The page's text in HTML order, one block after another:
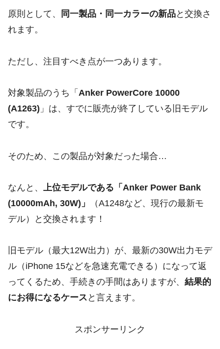
原則として、 同一製品・同一カラーの新品と交換さ
れます。
ただし、注目すべき点が一つあります。
対象製品のうち「 Anker PowerCore 10000
(A1263) 」は、すでに販売が終了している旧モデル
です。
そのため、この製品が対象だった場合…
なんと、
上位モデルである「Anker Power Bank
(10000mAh, 30W)」
（A1248など、現行の最新モ
デル）と交換されます！
旧モデル（最大12W出力）が、最新の30W出力モデ
ル（iPhone 15などを急速充電できる）になって返
ってくるため、手続きの手間はありますが、 結果的
にお得になるケース と言えます。
スポンサーリンク